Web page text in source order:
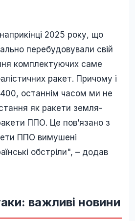
2025 року, що
перебудовували свій
комплектуючих саме
ракет. Причому і
останнім часом ми не
як ракети земля-
ППО. Це повʼязано з
ППО вимушені
обстріли", – додав
важливі новини